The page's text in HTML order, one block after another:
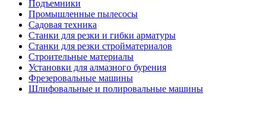
Подъемники
Промышленные пылесосы
Садовая техника
Станки для резки и гибки арматуры
Станки для резки стройматериалов
Строительные материалы
Установки для алмазного бурения
Фрезеровальные машины
Шлифовальные и полировальные машины